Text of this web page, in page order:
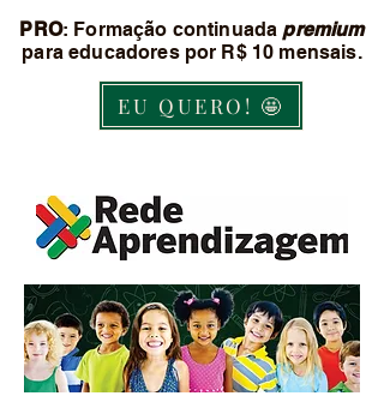
PRO: Formação continuada premium
para educadores por R$ 10 mensais.
EU QUERO! 🤩